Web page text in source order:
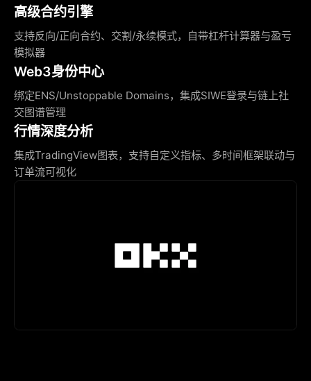
高级合约引擎
支持反向/正向合约、交割/永续模式，自带杠杆计算器与盈亏
模拟器
Web3身份中心
绑定ENS/Unstoppable Domains，集成SIWE登录与链上社
交图谱管理
行情深度分析
集成TradingView图表，支持自定义指标、多时间框架联动与
订单流可视化